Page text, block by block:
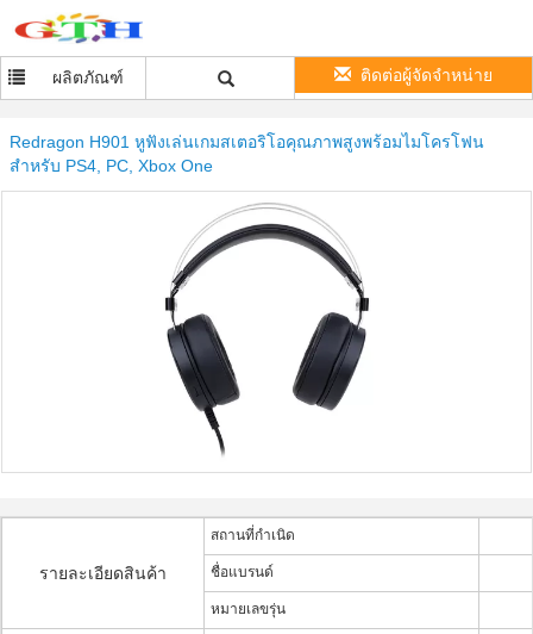
ผลิตภัณฑ์ ติดต่อผู้จัดจำหน่าย
Redragon H901 หูฟังเล่นเกมสเตอริโอคุณภาพสูงพร้อมไมโครโฟน
สำหรับ PS4, PC, Xbox One
รายละเอียดสินค้า
สถานที่กำเนิด
ชื่อแบรนด์
หมายเลขรุ่น